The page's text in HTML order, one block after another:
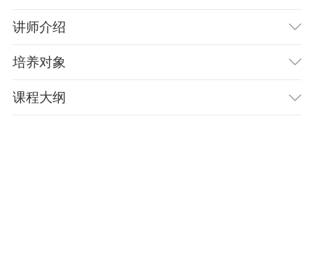
讲师介绍
培养对象
课程大纲